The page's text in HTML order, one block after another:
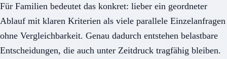
Für Familien bedeutet das konkret: lieber ein geordneter
Ablauf mit klaren Kriterien als viele parallele Einzelanfragen
ohne Vergleichbarkeit. Genau dadurch entstehen belastbare
Entscheidungen, die auch unter Zeitdruck tragfähig bleiben.